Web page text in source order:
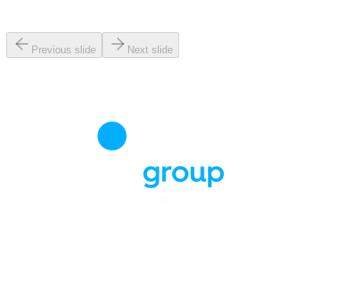
Previous slide Next slide